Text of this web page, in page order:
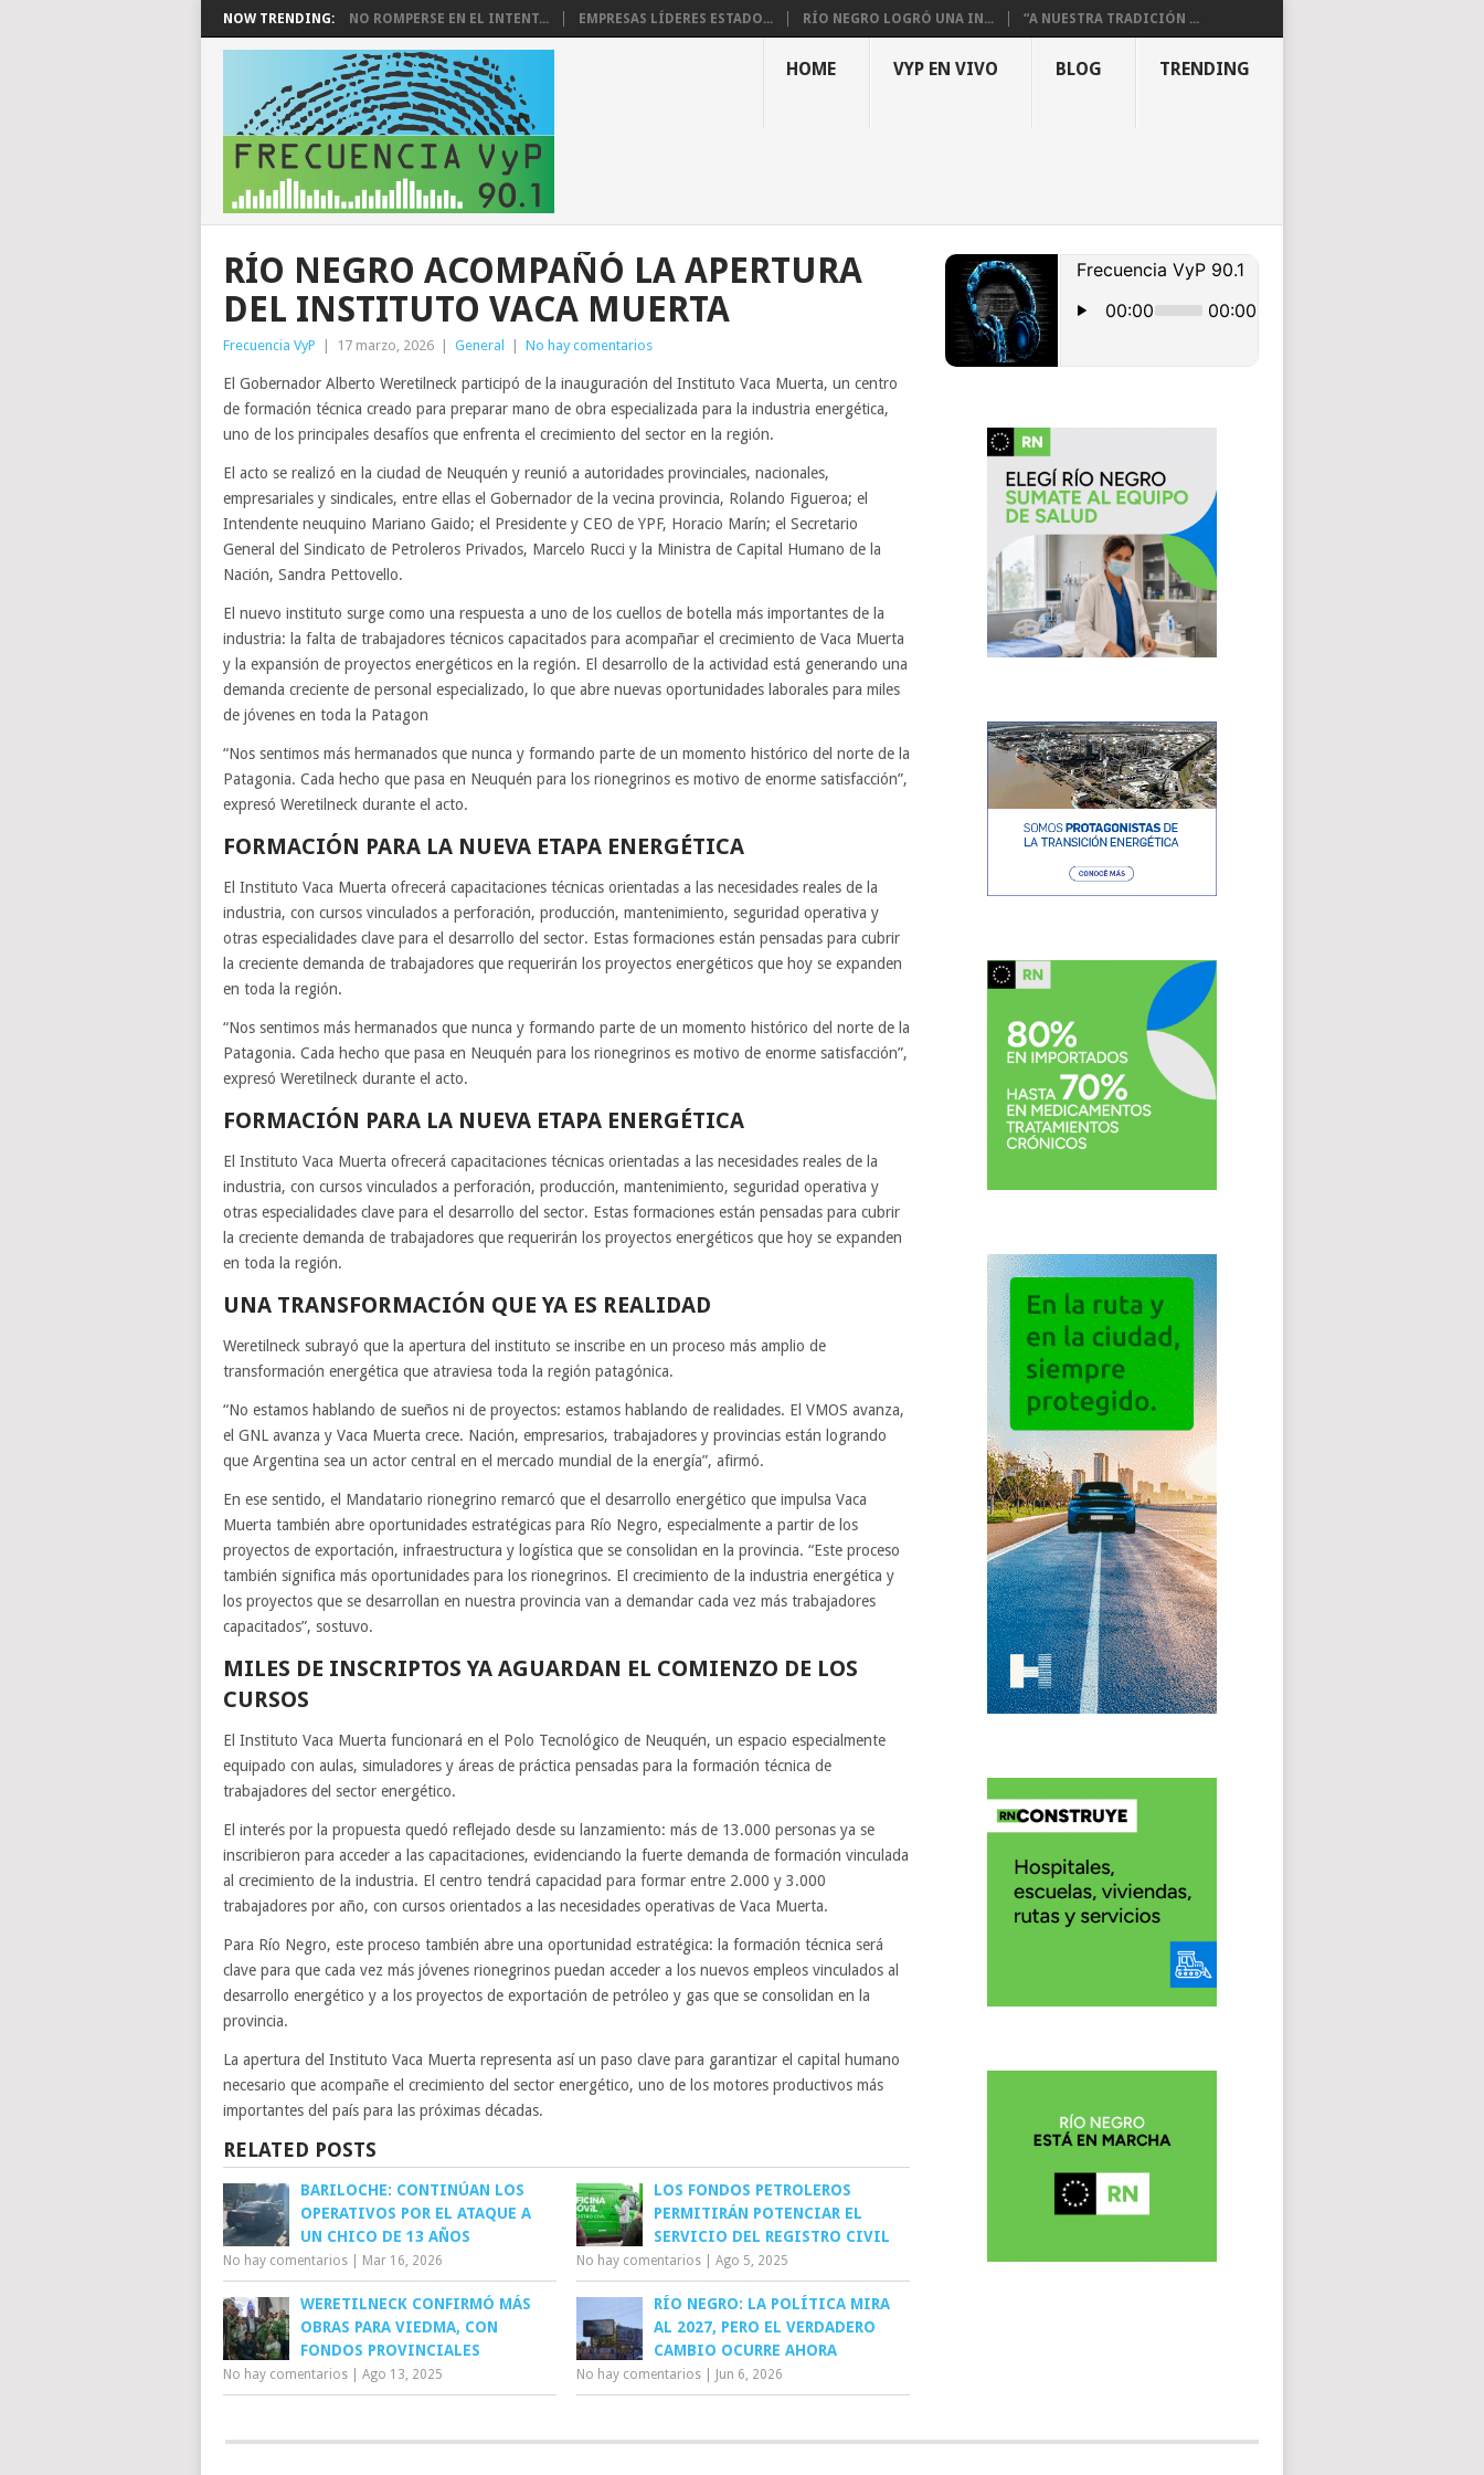
NOW TRENDING: NO ROMPERSE EN EL INTENT... EMPRESAS LÍDERES ESTADO... RÍO NEGRO LOGRÓ UNA IN... “A NUESTRA TRADICIÓN ...
HOME VYP EN VIVO BLOG TRENDING
RÍO NEGRO ACOMPAÑÓ LA APERTURA
DEL INSTITUTO VACA MUERTA
Frecuencia VyP 17 marzo, 2026 General No hay comentarios
El Gobernador Alberto Weretilneck participó de la inauguración del Instituto Vaca Muerta, un centro
de formación técnica creado para preparar mano de obra especializada para la industria energética,
uno de los principales desafíos que enfrenta el crecimiento del sector en la región.
El acto se realizó en la ciudad de Neuquén y reunió a autoridades provinciales, nacionales,
empresariales y sindicales, entre ellas el Gobernador de la vecina provincia, Rolando Figueroa; el
Intendente neuquino Mariano Gaido; el Presidente y CEO de YPF, Horacio Marín; el Secretario
General del Sindicato de Petroleros Privados, Marcelo Rucci y la Ministra de Capital Humano de la
Nación, Sandra Pettovello.
El nuevo instituto surge como una respuesta a uno de los cuellos de botella más importantes de la
industria: la falta de trabajadores técnicos capacitados para acompañar el crecimiento de Vaca Muerta
y la expansión de proyectos energéticos en la región. El desarrollo de la actividad está generando una
demanda creciente de personal especializado, lo que abre nuevas oportunidades laborales para miles
de jóvenes en toda la Patagon
“Nos sentimos más hermanados que nunca y formando parte de un momento histórico del norte de la
Patagonia. Cada hecho que pasa en Neuquén para los rionegrinos es motivo de enorme satisfacción”,
expresó Weretilneck durante el acto.
FORMACIÓN PARA LA NUEVA ETAPA ENERGÉTICA
El Instituto Vaca Muerta ofrecerá capacitaciones técnicas orientadas a las necesidades reales de la
industria, con cursos vinculados a perforación, producción, mantenimiento, seguridad operativa y
otras especialidades clave para el desarrollo del sector. Estas formaciones están pensadas para cubrir
la creciente demanda de trabajadores que requerirán los proyectos energéticos que hoy se expanden
en toda la región.
“Nos sentimos más hermanados que nunca y formando parte de un momento histórico del norte de la
Patagonia. Cada hecho que pasa en Neuquén para los rionegrinos es motivo de enorme satisfacción”,
expresó Weretilneck durante el acto.
FORMACIÓN PARA LA NUEVA ETAPA ENERGÉTICA
El Instituto Vaca Muerta ofrecerá capacitaciones técnicas orientadas a las necesidades reales de la
industria, con cursos vinculados a perforación, producción, mantenimiento, seguridad operativa y
otras especialidades clave para el desarrollo del sector. Estas formaciones están pensadas para cubrir
la creciente demanda de trabajadores que requerirán los proyectos energéticos que hoy se expanden
en toda la región.
UNA TRANSFORMACIÓN QUE YA ES REALIDAD
Weretilneck subrayó que la apertura del instituto se inscribe en un proceso más amplio de
transformación energética que atraviesa toda la región patagónica.
“No estamos hablando de sueños ni de proyectos: estamos hablando de realidades. El VMOS avanza,
el GNL avanza y Vaca Muerta crece. Nación, empresarios, trabajadores y provincias están logrando
que Argentina sea un actor central en el mercado mundial de la energía”, afirmó.
En ese sentido, el Mandatario rionegrino remarcó que el desarrollo energético que impulsa Vaca
Muerta también abre oportunidades estratégicas para Río Negro, especialmente a partir de los
proyectos de exportación, infraestructura y logística que se consolidan en la provincia. “Este proceso
también significa más oportunidades para los rionegrinos. El crecimiento de la industria energética y
los proyectos que se desarrollan en nuestra provincia van a demandar cada vez más trabajadores
capacitados”, sostuvo.
MILES DE INSCRIPTOS YA AGUARDAN EL COMIENZO DE LOS
CURSOS
El Instituto Vaca Muerta funcionará en el Polo Tecnológico de Neuquén, un espacio especialmente
equipado con aulas, simuladores y áreas de práctica pensadas para la formación técnica de
trabajadores del sector energético.
El interés por la propuesta quedó reflejado desde su lanzamiento: más de 13.000 personas ya se
inscribieron para acceder a las capacitaciones, evidenciando la fuerte demanda de formación vinculada
al crecimiento de la industria. El centro tendrá capacidad para formar entre 2.000 y 3.000
trabajadores por año, con cursos orientados a las necesidades operativas de Vaca Muerta.
Para Río Negro, este proceso también abre una oportunidad estratégica: la formación técnica será
clave para que cada vez más jóvenes rionegrinos puedan acceder a los nuevos empleos vinculados al
desarrollo energético y a los proyectos de exportación de petróleo y gas que se consolidan en la
provincia.
La apertura del Instituto Vaca Muerta representa así un paso clave para garantizar el capital humano
necesario que acompañe el crecimiento del sector energético, uno de los motores productivos más
importantes del país para las próximas décadas.
RELATED POSTS
BARILOCHE: CONTINÚAN LOS
OPERATIVOS POR EL ATAQUE A
UN CHICO DE 13 AÑOS
No hay comentarios Mar 16, 2026
LOS FONDOS PETROLEROS
PERMITIRÁN POTENCIAR EL
SERVICIO DEL REGISTRO CIVIL
No hay comentarios |Ago 5, 2025
WERETILNECK CONFIRMÓ MÁS
OBRAS PARA VIEDMA, CON
FONDOS PROVINCIALES
No hay comentarios Ago 13, 2025
RÍO NEGRO: LA POLÍTICA MIRA
AL 2027, PERO EL VERDADERO
CAMBIO OCURRE AHORA
No hay comentarios Jun 6, 2026